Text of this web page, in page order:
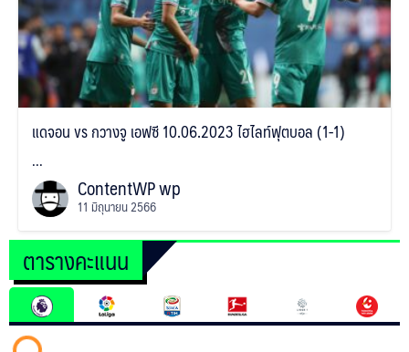
แดจอน vs กวางจู เอฟซี 10.06.2023 ไฮไลท์ฟุตบอล (1-1)
...
ContentWP wp
11 มิถุนายน 2566
ตารางคะแนน